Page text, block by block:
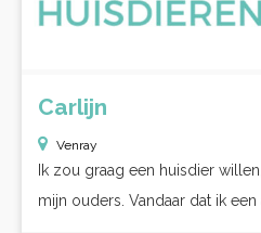
Carlijn
Venray
Ik zou graag een huisdier
mijn ouders. Vandaar dat ik een